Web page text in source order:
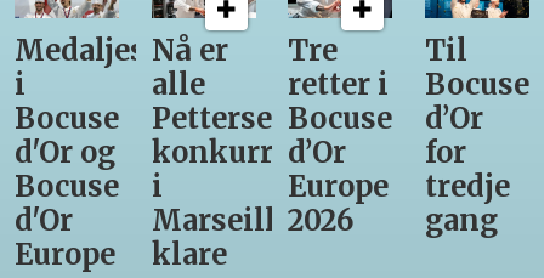
Medaljestatistikk
i
Bocuse
d'Or og
Bocuse
d'Or
Europe
Nå er
alle
Pettersens
konkurrenter
i
Marseille
klare
Tre
retter i
Bocuse
d’Or
Europe
2026
Til
Bocuse
d’Or
for
tredje
gang